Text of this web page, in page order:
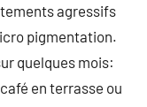
agressifs
pigmentation.
quelques mois:
en terrasse ou